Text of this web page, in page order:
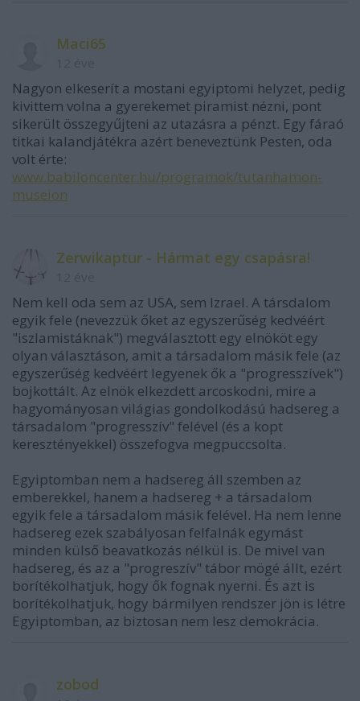
Maci65
Nagyon elkeserít a mostani egyiptomi helyzet, pedig
kivittem volna a gyerekemet piramist nézni, pont
sikerült összegyűjteni az utazásra a pénzt. Egy fáraó
titkai kalandjátékra azért beneveztünk Pesten, oda
volt érte:
www.babiloncenter.hu/programok/tutanhamon-
museion
Zerwikaptur - Hármat egy csapásra!
Nem kell oda sem az USA, sem Izrael. A társdalom
egyik fele (nevezzük őket az egyszerűség kedvéért
"iszlamistáknak") megválasztott egy elnököt egy
olyan választáson, amit a társadalom másik fele (az
egyszerűség kedvéért legyenek ők a "progresszívek")
bojkottált. Az elnök elkezdett arcoskodni, mire a
hagyományosan világias gondolkodású hadsereg a
társadalom "progresszív" felével (és a kopt
keresztényekkel) összefogva megpuccsolta.
Egyiptomban nem a hadsereg áll szemben az
emberekkel, hanem a hadsereg + a társadalom
egyik fele a társadalom másik felével. Ha nem lenne
hadsereg ezek szabályosan felfalnák egymást
minden külső beavatkozás nélkül is. De mivel van
hadsereg, és az a "progreszív" tábor mögé állt, ezért
borítékolhatjuk, hogy ők fognak nyerni. És azt is
borítékolhatjuk, hogy bármilyen rendszer jön is létre
Egyiptomban, az biztosan nem lesz demokrácia.
zobod